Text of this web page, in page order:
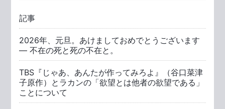
記事
2026年、元旦。あけましておめでとうございます
― 不在の死と死の不在と。
TBS『じゃあ、あんたが作ってみろよ』（谷口菜津
子原作）とラカンの「欲望とは他者の欲望である」
ことについて